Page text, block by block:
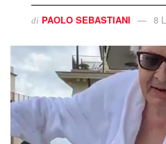
di PAOLO SEBASTIANI 8